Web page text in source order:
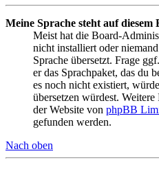
Meine Sprache steht auf
Meist hat die Board-
nicht installiert oder
Sprache übersetzt. Frage
er das Sprachpaket, das du
es noch nicht existiert,
übersetzen würdest.
der Website von phpBB
gefunden werden.
Nach oben